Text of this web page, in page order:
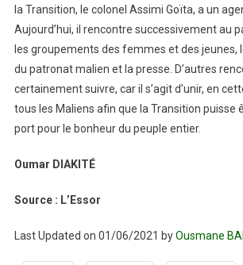
la Transition, le colonel Assimi Goïta, a un
Aujourd’hui, il rencontre successivement au
les groupements des femmes et des jeunes,
du patronat malien et la presse. D’autres
certainement suivre, car il s’agit d’unir, en
tous les Maliens afin que la Transition puisse
port pour le bonheur du peuple entier.
Oumar DIAKITÉ
Source : L’Essor
Last Updated on 01/06/2021 byOusmane